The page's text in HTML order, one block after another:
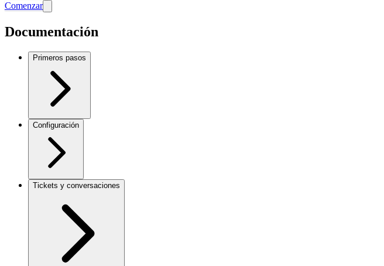
Comenzar
Documentación
Primeros pasos
Configuración
Tickets y conversaciones